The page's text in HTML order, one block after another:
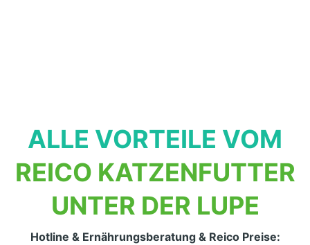
ALLE VORTEILE VOM
REICO KATZENFUTTER
UNTER DER LUPE
Hotline & Ernährungsberatung & Reico Preise: